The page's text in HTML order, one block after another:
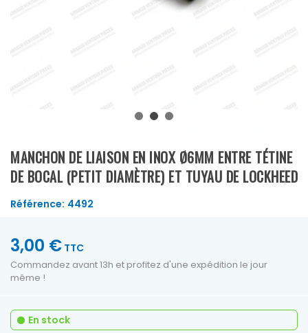
MANCHON DE LIAISON EN INOX Ø6MM ENTRE TÉTINE
DE BOCAL (PETIT DIAMÈTRE) ET TUYAU DE LOCKHEED
Référence: 4492
3,00 € TTC
Commandez avant 13h et profitez d'une expédition le jour
même !
En stock